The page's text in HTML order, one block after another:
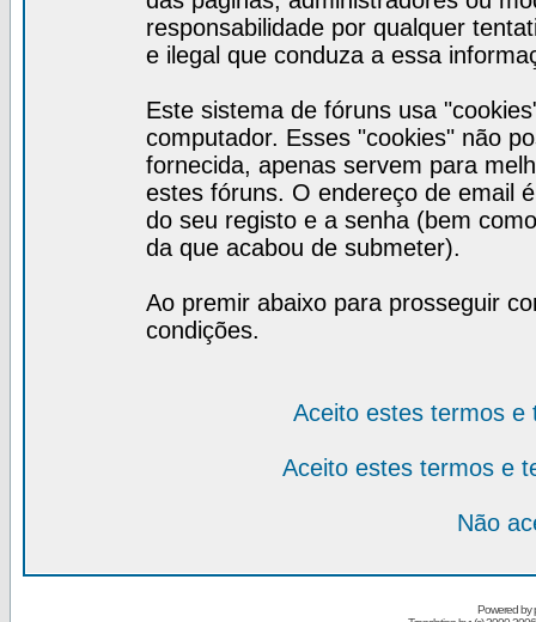
responsabilidade por qualquer
e ilegal que conduza a essa
Este sistema de fóruns usa
computador. Esses "cookies" não
fornecida, apenas servem para
estes fóruns. O endereço de email
do seu registo e a senha (bem
da que acabou de submeter).
Ao premir abaixo para prosseguir
condições.
Aceito estes termos
Aceito estes termos e
Não
Powered by